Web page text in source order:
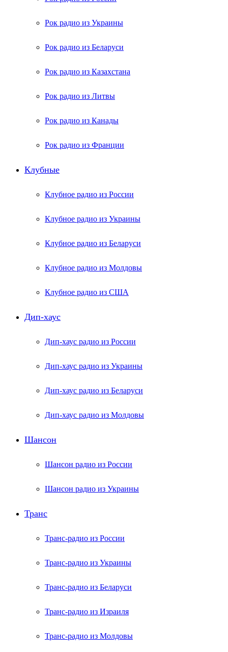
Рок радио из Украины
Рок радио из Беларуси
Рок радио из Казахстана
Рок радио из Литвы
Рок радио из Канады
Рок радио из Франции
Клубные
Клубное радио из России
Клубное радио из Украины
Клубное радио из Беларуси
Клубное радио из Молдовы
Клубное радио из США
Дип-хаус
Дип-хаус радио из России
Дип-хаус радио из Украины
Дип-хаус радио из Беларуси
Дип-хаус радио из Молдовы
Шансон
Шансон радио из России
Шансон радио из Украины
Транс
Транс-радио из России
Транс-радио из Украины
Транс-радио из Беларуси
Транс-радио из Израиля
Транс-радио из Молдовы